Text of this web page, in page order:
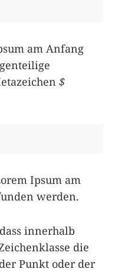
am Anfang
$
Ipsum am
werden.
innerhalb
die
Punkt oder der